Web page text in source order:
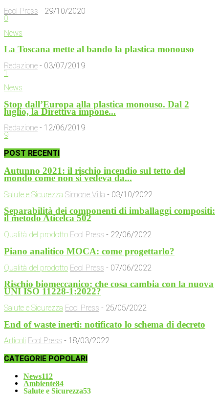
Ecol Press - 29/10/2020
0
News
La Toscana mette al bando la plastica monouso
Redazione - 03/07/2019
1
News
Stop dall’Europa alla plastica monouso. Dal 2
luglio, la Direttiva impone...
Redazione - 12/06/2019
9
POST RECENTI
Autunno 2021: il rischio incendio sul tetto del
mondo come non si vedeva da...
Salute e Sicurezza Simone Villa - 03/10/2022
Separabilità dei componenti di imballaggi compositi:
il metodo Aticelca 502
Qualità del prodotto Ecol Press - 22/06/2022
Piano analitico MOCA: come progettarlo?
Qualità del prodotto Ecol Press - 07/06/2022
Rischio biomeccanico: che cosa cambia con la nuova
UNI ISO 11228-1:2022?
Salute e Sicurezza Ecol Press - 25/05/2022
End of waste inerti: notificato lo schema di decreto
Articoli Ecol Press - 18/03/2022
CATEGORIE POPOLARI
News112
Ambiente84
Salute e Sicurezza53